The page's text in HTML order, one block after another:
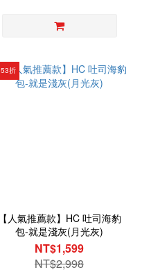
53折
【人氣推薦款】HC 吐司海豹
包-就是淺灰(月光灰)
NT$1,599
NT$2,998